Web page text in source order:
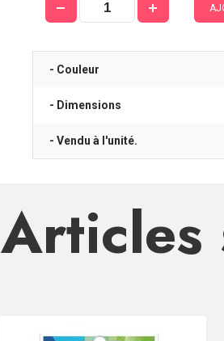
- Couleur
- Dimensions
- Vendu à l'unité.
Articles